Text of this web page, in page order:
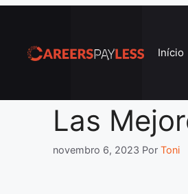
conteúdo
Início
Las
novembro 6, 2023 Por Toni